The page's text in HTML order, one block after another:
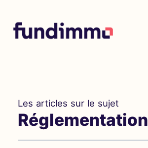
Les articles sur le sujet
Réglementation